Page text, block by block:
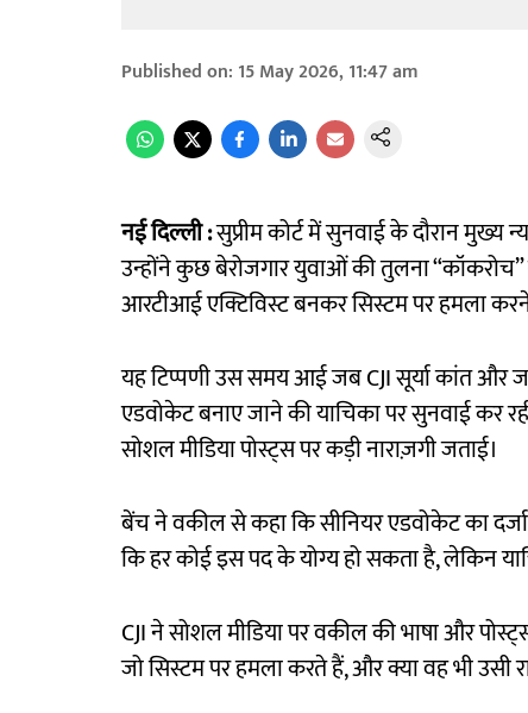
Published on: 15 May 2026, 11:47 am
नई दिल्ली :सुप्रीम कोर्ट में सुनवाई के दौरान मुख्य
उन्होंने कुछ बेरोजगार युवाओं की तुलना
आरटीआई एक्टिविस्ट बनकर सिस्टम पर हमला
यह टिप्पणी उस समय आई जब CJI सूर्या कांत
एडवोकेट बनाए जाने की याचिका पर सुनवाई कर
सोशल मीडिया पोस्ट्स पर कड़ी नाराज़गी जताई।
बेंच ने वकील से कहा कि सीनियर एडवोकेट का दर्जा
कि हर कोई इस पद के योग्य हो सकता है, लेकिन
CJI ने सोशल मीडिया पर वकील की भाषा और
जो सिस्टम पर हमला करते हैं, और क्या वह भी उसी